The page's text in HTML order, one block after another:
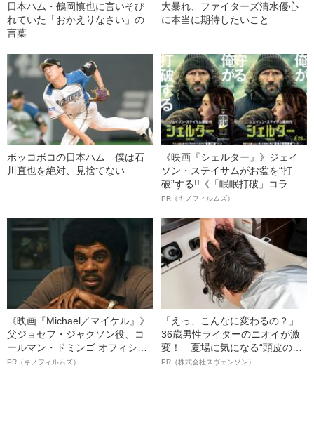
日本ハム・鶴岡慎也に言いそび
れていた「おかえりなさい」の
言葉
大暴れ、ファイターズ清水優心
に本当に期待したいこと
ボッコボコの日本ハム 僕は石
川直也を絶対、見捨てない
《映画『シェルター』》ジェイ
ソン・ステイサムがお盆を“打
破”する!!《「眠眠打破」コラ
ボ》
PR（キノフィルムズ）
《映画『Michael／マイケル』》
父ジョセフ・ジャクソン役、コ
ールマン・ドミンゴ オフィシャ
ルインタビュー“観客を魅了した
PR（キノフィルムズ）
「えっ、こんなに変わるの？」
36歳男性ライターのニオイが激
変！ 夏場に気になる“頭皮のニ
オイ”や“ベタつき”を解消す
PR（株式会社スヴェンソン）